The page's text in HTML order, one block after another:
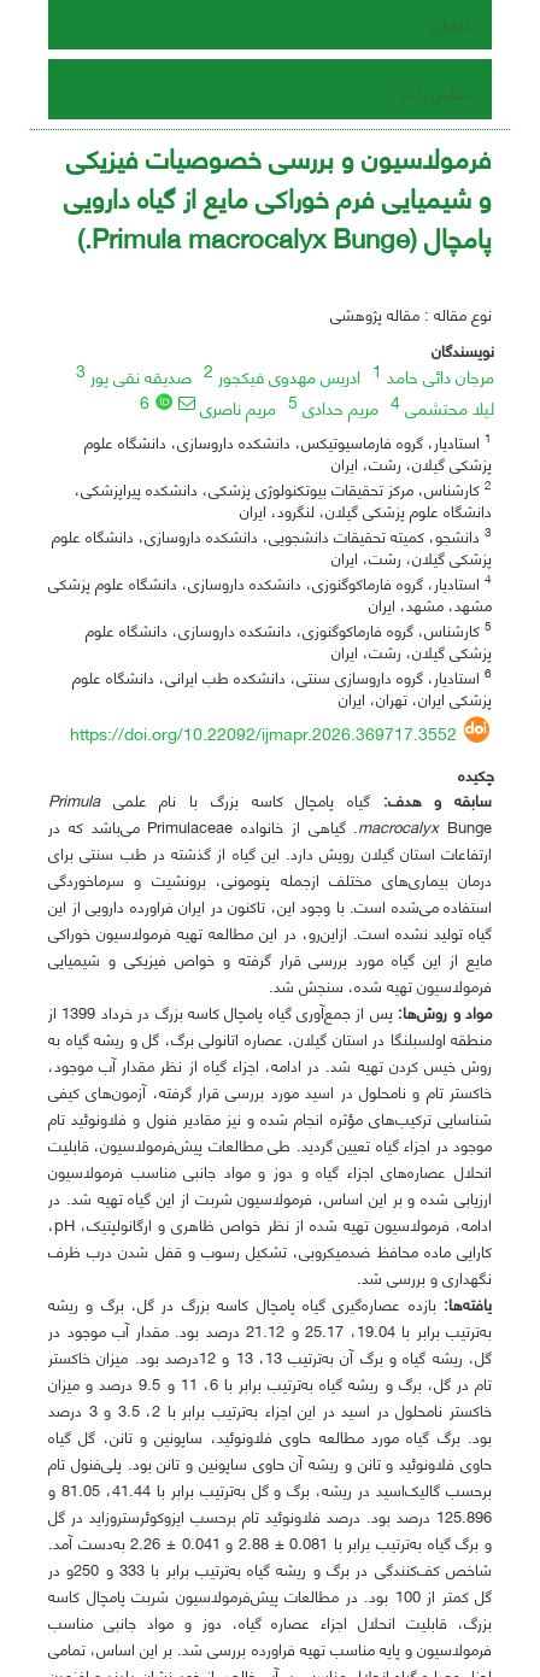
داوران
تماس با ما
فرمولاسیون و بررسی خصوصیات فیزیکی
و شیمیایی فرم خوراکی مایع از گیاه دارویی
پامچال (Primula macrocalyx Bunge.)
نوع مقاله : مقاله پژوهشی
نویسندگان
مرجان دائی حامد 1 ادریس مهدوی فیکجور 2 صدیقه نقی پور 3
لیلا محتشمی4 مریم حدادی 5 مریم ناصری 6
1 استادیار، گروه فارماسیوتیکس، دانشکده داروسازی، دانشگاه علوم
پزشکی گیلان، رشت، ایران
2 کارشناس، مرکز تحقیقات بیوتکنولوژی پزشکی، دانشکده پیراپزشکی،
دانشگاه علوم پزشکی گیلان، لنگرود، ایران
3 دانشجو، کمیته تحقیقات دانشجویی، دانشکده داروسازی، دانشگاه علوم
پزشکی گیلان، رشت، ایران
4 استادیار، گروه فارماکوگنوزی، دانشکده داروسازی، دانشگاه علوم پزشکی
مشهد، مشهد، ایران
5 کارشناس، گروه فارماکوگنوزی، دانشکده داروسازی، دانشگاه علوم
پزشکی گیلان، رشت، ایران
6 استادیار، گروه داروسازی سنتی، دانشکده طب ایرانی، دانشگاه علوم
پزشکی ایران، تهران، ایران
https://doi.org/10.22092/ijmapr.2026.369717.3552
چکیده
سابقه و هدف: گیاه پامچال کاسه بزرگ با نام علمی Primula
macrocalyx
Bunge. گیاهی از خانواده Primulaceae می‌باشد که در
ارتفاعات استان گیلان رویش دارد. این گیاه از گذشته در طب سنتی برای
درمان بیماری‌های مختلف ازجمله پنومونی، برونشیت و سرماخوردگی
استفاده می‌شده است. با وجود این، تاکنون در ایران فراورده دارویی از این
گیاه تولید نشده ‌است. ازاین‌رو، در این مطالعه تهیه فرمولاسیون خوراکی
مایع از این گیاه مورد بررسی قرار گرفته و خواص فیزیکی و شیمیایی
فرمولاسیون تهیه شده، سنجش شد.
موادو روش‌ها:
پس از جمع‌آوری گیاه پامچال کاسه بزرگ در خرداد 1399 از
منطقه اولسبلنگا در استان گیلان، عصاره اتانولی برگ، گل و ریشه گیاه به
روش خیس کردن تهیه شد. در ادامه، اجزاء گیاه از نظر مقدار آب موجود،
خاکستر تام و نامحلول در اسید مورد بررسی قرار گرفته، آزمون‌های کیفی
شناسایی ترکیب‌های مؤثره انجام شده و نیز مقادیر فنول و فلاونوئید تام
موجود در اجزاء گیاه تعیین گردید. طی مطالعات پیش‌فرمولاسیون، قابلیت
انحلال عصاره‌های اجزاء گیاه و دوز و مواد جانبی مناسب فرمولاسیون
ارزیابی شده و بر این اساس، فرمولاسیون شربت از این گیاه تهیه شد. در
ادامه، فرمولاسیون تهیه شده از نظر خواص ظاهری و ارگانولپتیک، pH،
کارایی ماده محافظ ضدمیکروبی، تشکیل رسوب و قفل شدن درب ظرف
نگهداری و بررسی شد.
یافتهها: بازده عصاره‌گیری گیاه پامچال کاسه بزرگ در گل، برگ و ریشه
به‌ترتیب برابر با 19.04، 25.17 و 21.12 درصد بود. مقدار آب موجود در
گل، ریشه گیاه و برگ آن به‌ترتیب 13، 13 و 12درصد بود. میزان خاکستر
تام در گل، برگ و ریشه گیاه به‌ترتیب برابر با 6، 11 و 9.5 درصد و میزان
خاکستر نامحلول در اسید در این اجزاء به‌ترتیب برابر با 2، 3.5 و 3 درصد
بود. برگ گیاه مورد مطالعه حاوی فلاونوئید، ساپونین و تانن، گل گیاه
حاوی فلاونوئید و تانن و ریشه آن حاوی ساپونین و تانن بود. پلی‌فنول تام
برحسب گالیک‌اسید در ریشه، برگ و گل به‌ترتیب برابر با 41.44، 81.05 و
125.896 درصد بود. درصد فلاونوئید تام برحسب ایزوکوئرستروزاید در گل
و برگ گیاه به‌ترتیب برابر با 0.081 ± 2.88 و 0.041 ± 2.26 به‌دست آمد.
شاخص کف‌کنندگی در برگ و ریشه گیاه به‌ترتیب برابر با 333 و 250و در
گل کمتر از 100 بود. در مطالعات پیش‌فرمولاسیون شربت پامچال کاسه
بزرگ، قابلیت انحلال اجزاء عصاره گیاه، دوز و مواد جانبی مناسب
فرمولاسیون و پایه مناسب تهیه فراورده بررسی شد. بر این اساس، تمامی